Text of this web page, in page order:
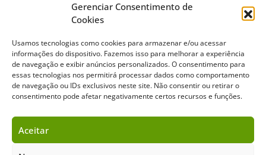
Gerenciar Consentimento de
Cookies
Usamos tecnologias como cookies para armazenar e/ou acessar
informações do dispositivo. Fazemos isso para melhorar a experiência
de navegação e exibir anúncios personalizados. O consentimento para
essas tecnologias nos permitirá processar dados como comportamento
de navegação ou IDs exclusivos neste site. Não consentir ou retirar o
consentimento pode afetar negativamente certos recursos e funções.
Aceitar
Mídia Kit
Sobre o Cavalus Leilões Anuncie